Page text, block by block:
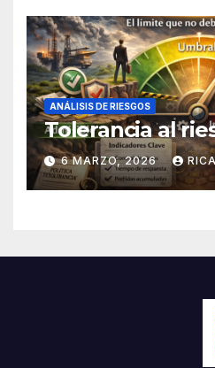
ANÁLISIS DE RIESGOS
Tolerancia al
6 MARZO, 2026